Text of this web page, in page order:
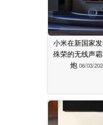
小米在新国家
殊荣的无线声
炮 06/03/